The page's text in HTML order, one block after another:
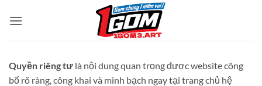
qua
Quyền riêng tư là nội dung quan trọng được website công
bố rõ ràng, công khai và minh bạch ngay tại trang chủ hệ